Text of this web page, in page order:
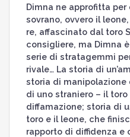
Dimna ne approfitta per
sovrano, ovvero il
re, affascinato dal toro
consigliere, ma Dimna
serie di stratagemmi
rivale… La storia di
storia di
di uno straniero – il
diffamazione; storia di
toro e il leone, che
rapporto di diffidenza e